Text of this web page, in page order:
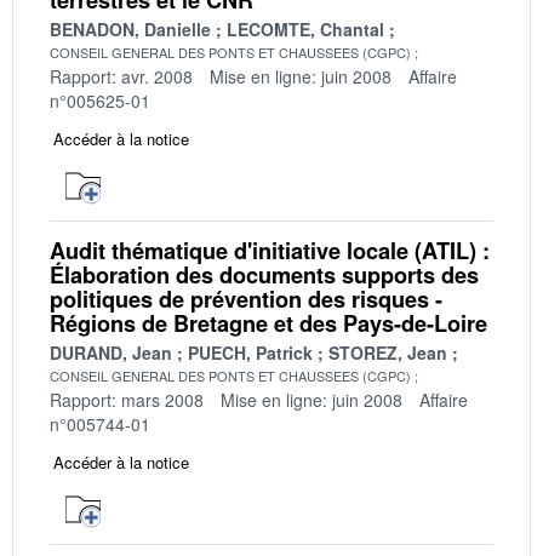
BENADON, Danielle LECOMTE, Chantal
CONSEIL GENERAL DES PONTS ET CHAUSSEES (CGPC)
Rapport: avr. 2008 Mise en ligne: juin 2008
Affaire
n°005625-01
Accéder à la notice
Audit thématique d'initiative locale (ATIL) :
Élaboration des documents supports des
politiques de prévention des risques -
Régions de Bretagne et des Pays-de-Loire
DURAND, Jean PUECH, Patrick STOREZ, Jean
CONSEIL GENERAL DES PONTS ET CHAUSSEES (CGPC)
Rapport: mars 2008 Mise en ligne: juin 2008
Affaire
n°005744-01
Accéder à la notice